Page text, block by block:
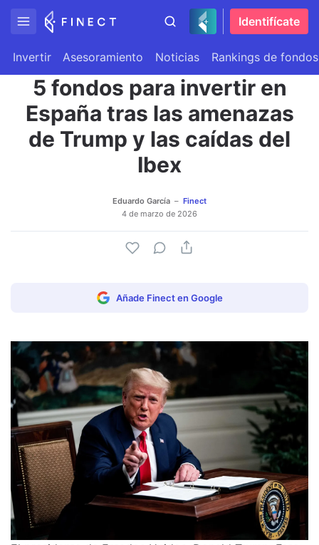
Identifícate
Invertir Asesoramiento Noticias Rankings de fondos
5 fondos para invertir en
España tras las amenazas
de Trump y las caídas del
Ibex
Eduardo García
Finect
4 de marzo de 2026
Añade Finect en Google